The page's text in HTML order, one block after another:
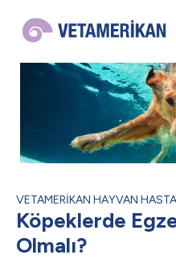
VETAMERİKAN HAYVAN
Köpeklerde
Olmalı?